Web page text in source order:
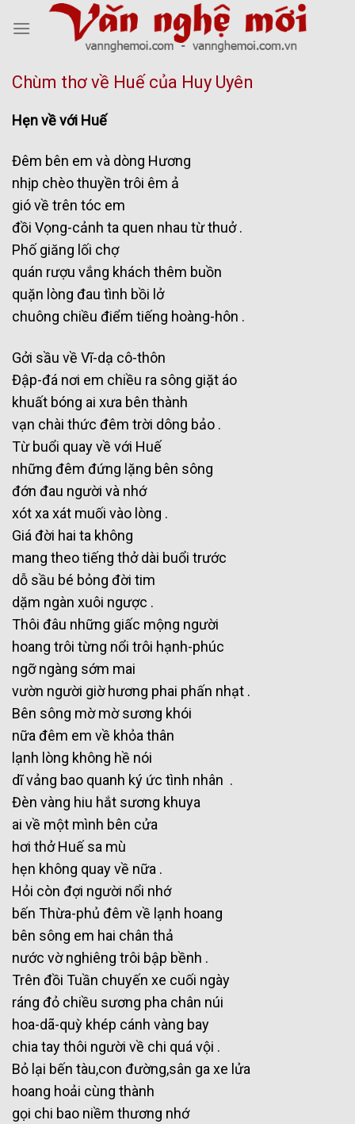
Chùm thơ về Huế của Huy Uyên
Hẹn về với Huế
Đêm bên em và dòng Hương
nhịp chèo thuyền trôi êm ả
gió về trên tóc em
đồi Vọng-cảnh ta quen nhau từ thuở .
Phố giăng lối chợ
quán rượu vắng khách thêm buồn
quặn lòng đau tình bồi lở
chuông chiều điểm tiếng hoàng-hôn .
Gởi sầu về Vĩ-dạ cô-thôn
Đập-đá nơi em chiều ra sông giặt áo
khuất bóng ai xưa bên thành
vạn chài thức đêm trời dông bảo .
Từ buổi quay về với Huế
những đêm đứng lặng bên sông
đớn đau người và nhớ
xót xa xát muối vào lòng .
Giá đời hai ta không
mang theo tiếng thở dài buổi trước
dỗ sầu bé bỏng đời tim
dặm ngàn xuôi ngược .
Thôi đâu những giấc mộng người
hoang trôi từng nổi trôi hạnh-phúc
ngỡ ngàng sớm mai
vườn người giờ hương phai phấn nhạt .
Bên sông mờ mờ sương khói
nữa đêm em về khỏa thân
lạnh lòng không hề nói
dĩ vảng bao quanh ký ức tình nhân .
Đèn vàng hiu hắt sương khuya
ai về một mình bên cửa
hơi thở Huế sa mù
hẹn không quay về nữa .
Hỏi còn đợi người nổi nhớ
bến Thừa-phủ đêm về lạnh hoang
bên sông em hai chân thả
nước vờ nghiêng trôi bập bềnh .
Trên đồi Tuần chuyến xe cuối ngày
ráng đỏ chiều sương pha chân núi
hoa-dã-quỳ khép cánh vàng bay
chia tay thôi người về chi quá vội .
Bỏ lại bến tàu,con đường,sân ga xe lửa
hoang hoải cùng thành
gọi chi bao niềm thương nhớ